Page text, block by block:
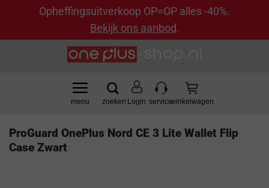
Opheffingsuitverkoop OP=OP alles -40%.
Bekijk ons aanbod.
Login
ProGuard OnePlus Nord CE 3 Lite Wallet Flip
Case Zwart